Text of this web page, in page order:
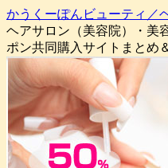
かうくーぽんビューティ／
ヘアサロン（美容院）・美
ポン共同購入サイトまとめ